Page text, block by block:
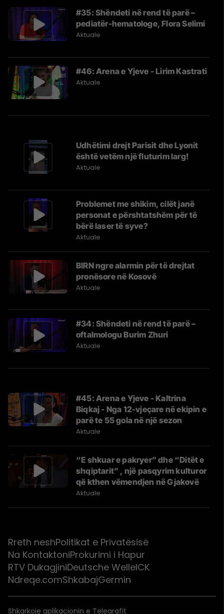
#35: Shëndeti në rend të parë –
pediatër-hematologe, Flora Selimi
Aktuale
#46: Arena e Yjeve - Lirim Kastrati
Aktuale
Udhëtimi drejt Parisit dhe Lyonit
është vetëm një fluturim larg!
Aktuale
Problemet me shikim, cilët janë
personat e përshtatshëm për të
bërë laser të syve?
Aktuale
BIRN ngre alarmin për të drejtat
pronësore në Kosovë
Aktuale
#34: Shëndeti në rend të parë –
oftalmologu Burim Zhuri
Aktuale
#45: Arena e Yjeve - Kaltrina
Biqkaj - Nga 12-vjeçare në ekipin e
parë te 55 gola në një sezon
Aktuale
“E shkuar e pakryer” dhe “Ditët e
shqiptarit” , një pasqyrim kulturor
që kthen vëmendjen në Gjakovë
Aktuale
Rreth neshPolitikat e Privatësisë
Na KontaktoniProkurimi i Hapur
RTV DukagjiniDeutsche WelleICK
Ndreqe.comShkabajGermin
Shkarkoje aplikacionin e Telegrafit